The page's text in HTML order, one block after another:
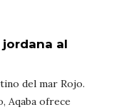
jordana al
del mar Rojo.
Aqaba ofrece